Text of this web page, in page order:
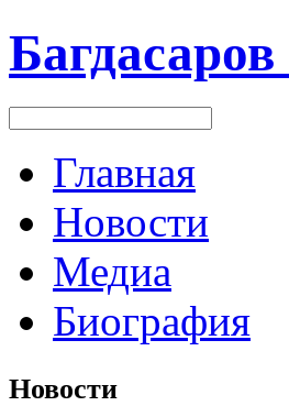
Багдасаров
Главная
Новости
Медиа
Биография
Новости